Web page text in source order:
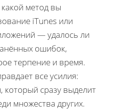
метод вы
iTunes или
— удалось ли
ошибок,
терпение и время.
все усилия:
который сразу выделит
множества других.